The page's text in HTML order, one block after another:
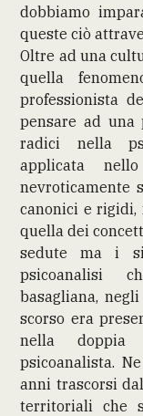
dobbiamo
queste ciò
Oltre ad una
quella
professionista
pensare ad
radici nella
applicata
nevroticamente
canonici e rigidi,
quella dei
sedute ma i
psicoanalisi
basagliana,
scorso era
nella doppia
psicoanalista.
anni trascorsi
territoriali che